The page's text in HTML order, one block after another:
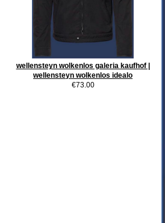
wellensteyn wolkenlos galeria kaufhof |
wellensteyn wolkenlos idealo
€73.00